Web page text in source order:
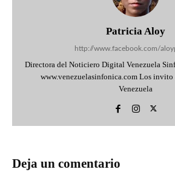
Patricia Aloy
http://www.facebook.com/
Directora del Noticiero Digital Venezuela
www.venezuelasinfonica.com Los invito
Venezuela
Deja un comentario